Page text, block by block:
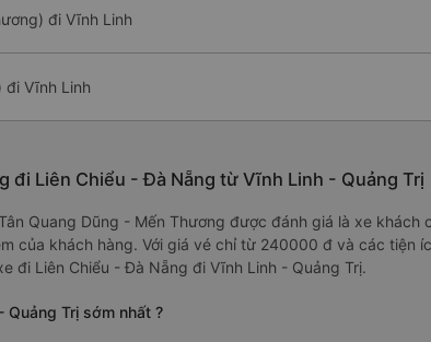
đi Vĩnh Linh
đi Vĩnh Linh
đi Liên Chiểu - Đà Nẵng từ Vĩnh Linh - Quảng Trị
Quang Dũng - Mến Thương được đánh giá là xe
của khách hàng. Với giá vé chỉ từ 240000 đ và các tiện
đi Liên Chiểu - Đà Nẵng đi Vĩnh Linh - Quảng Trị.
Quảng Trị sớm nhất ?